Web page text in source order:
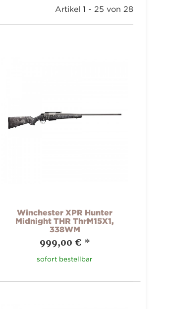
Artikel 1 - 25 von 28
Winchester XPR Hunter
Midnight THR ThrM15X1,
338WM
999,00 € *
sofort bestellbar